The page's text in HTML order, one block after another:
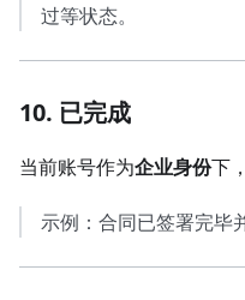
过等状态。
10. 已完成
当前账号作为企业身份下
示例：合同已签署完毕